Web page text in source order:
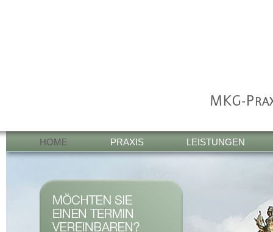
HOME PRAXIS LEISTUNGEN